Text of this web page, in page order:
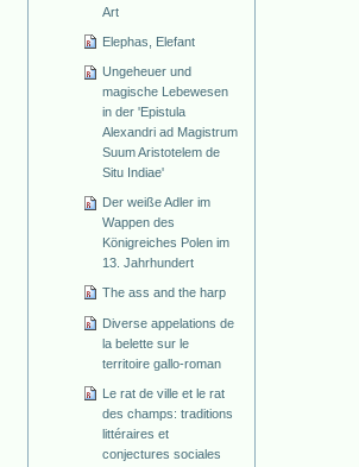
Art
Elephas, Elefant
Ungeheuer und
magische Lebewesen
in der 'Epistula
Alexandri ad Magistrum
Suum Aristotelem de
Situ Indiae'
Der weiße Adler im
Wappen des
Königreiches Polen im
13. Jahrhundert
The ass and the harp
Diverse appelations de
la belette sur le
territoire gallo-roman
Le rat de ville et le rat
des champs: traditions
littéraires et
conjectures sociales